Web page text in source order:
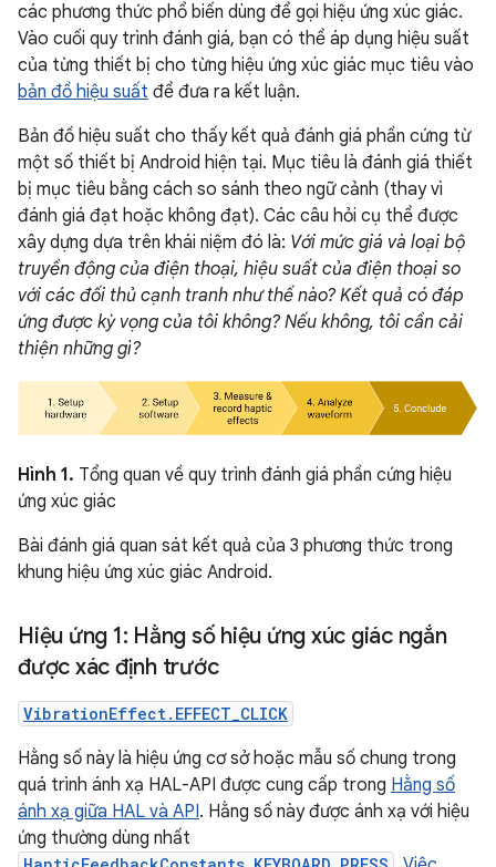
các phương thức phổ biến dùng để gọi hiệu ứng xúc giác.
Vào cuối quy trình đánh giá, bạn có thể áp dụng hiệu suất
của từng thiết bị cho từng hiệu ứng xúc giác mục tiêu vào
bản đồ hiệu suất để đưa ra kết luận.
Bản đồ hiệu suất cho thấy kết quả đánh giá phần cứng từ
một số thiết bị Android hiện tại. Mục tiêu là đánh giá thiết
bị mục tiêu bằng cách so sánh theo ngữ cảnh (thay vì
đánh giá đạt hoặc không đạt). Các câu hỏi cụ thể được
xây dựng dựa trên khái niệm đó là: Với mức giá và loại bộ
truyền động của điện thoại, hiệu suất của điện thoại so
với các đối thủ cạnh tranh như thế nào? Kết quả có đáp
ứng được kỳ vọng của tôi không? Nếu không, tôi cần cải
thiện những gì?
Hình 1. Tổng quan về quy trình đánh giá phần cứng hiệu
ứng xúc giác
Bài đánh giá quan sát kết quả của 3 phương thức trong
khung hiệu ứng xúc giác Android.
Hiệu ứng 1: Hằng số hiệu ứng xúc giác ngắn
được xác định trước
VibrationEffect.EFFECT_CLICK
Hằng số này là hiệu ứng cơ sở hoặc mẫu số chung trong
quá trình ánh xạ HAL-API được cung cấp trong Hằng số
ánh xạ giữa HAL và API. Hằng số này được ánh xạ với hiệu
ứng thường dùng nhất